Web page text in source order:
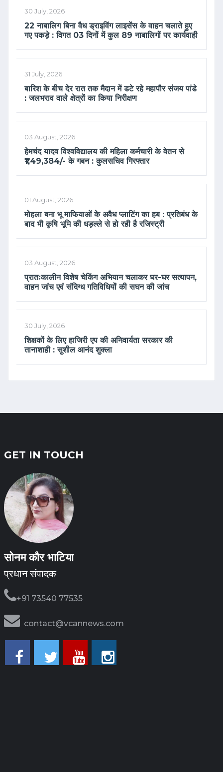
30 July, 2026
22 नाबालिग बिना वैध ड्राइविंग लाइसेंस के वाहन चलाते हुए
गए पकड़े : विगत 03 दिनों में कुल 89 नाबालिगों पर कार्यवाही
31 July, 2026
बारिश के बीच देर रात तक मैदान में डटे रहे महापौर संजय पांडे
: जलभराव वाले क्षेत्रों का किया निरीक्षण
03 August, 2026
हेमचंद यादव विश्वविद्यालय की महिला कर्मचारी के वेतन से
₹1,49,384/- के गबन : कुलसचिव गिरफ्तार
01 August, 2026
मोहला बना भू माफियाओं के अवैध प्लाटिंग का हब : प्रतिबंध के
बाद भी कृषि भूमि की धड़ल्ले से हो रही है रजिस्ट्री
03 August, 2026
प्रातःकालीन विशेष चेकिंग अभियान चलाकर घर-घर सत्यापन,
वाहन जांच एवं संदिग्ध गतिविधियों की सघन की जांच
30 July, 2026
शिक्षकों के लिए हाजिरी एप की अनिवार्यता सरकार की
तानाशाही : सुशील आनंद शुक्ला
GET IN TOUCH
सोनम कौर भाटिया
प्रधान संपादक
+91 73540 77535
contact@vcannews.com